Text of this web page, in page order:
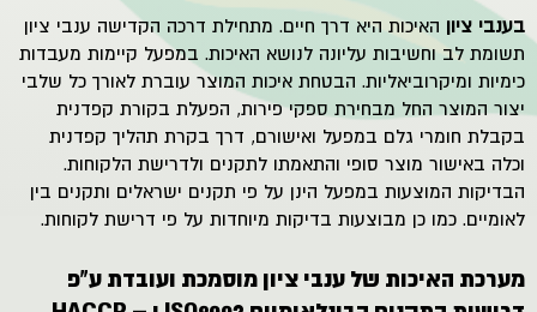
בענבי ציון האיכות היא דרך חיים. מתחילת דרכה הקדישה ענבי ציון
תשומת לב וחשיבות עליונה לנושא האיכות. במפעל קיימות מעבדות
כימיות ומיקרוביאליות. הבטחת איכות המוצר עוברת לאורך כל שלבי
יצור המוצר החל מבחירת ספקי פירות, הפעלת בקורת קפדנית
בקבלת חומרי גלם במפעל ואישורם, דרך בקרת תהליך קפדנית
וכלה באישור מוצר סופי והתאמתו לתקנים ולדרישת הלקוחות.
הבדיקות המוצעות במפעל הינן על פי תקנים ישראלים ותקנים בין
לאומיים. כמו כן מבוצעות בדיקות מיוחדות על פי דרישת לקוחות.
מערכת האיכות של ענבי ציון מוסמכת ועובדת ע"פ